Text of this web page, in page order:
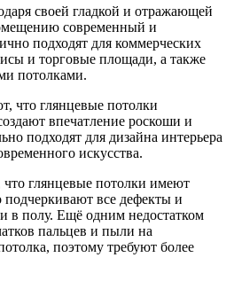
своей гладкой и отражающей
современный и
подходят для коммерческих
и торговые площади, а также
потолками.
что глянцевые потолки
впечатление роскоши и
подходят для дизайна интерьера
искусства.
глянцевые потолки имеют
все дефекты и
в полу. Ещё одним недостатком
пальцев и пыли на
поэтому требуют более